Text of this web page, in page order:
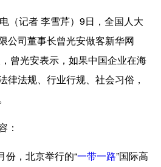
记者 李雪芹）9日，全国人大
公司董事长曾光安做客新华网
曾光安表示，如果中国企业在海
律法规、行业行规、社会习俗，
：
份，北京举行的“一带一路”国际高